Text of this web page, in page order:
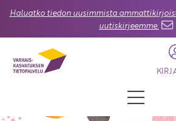
Haluatko tiedon uusimmista
uutiskirjeemme.